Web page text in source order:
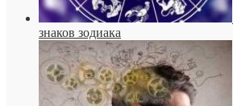
знаков зодиака